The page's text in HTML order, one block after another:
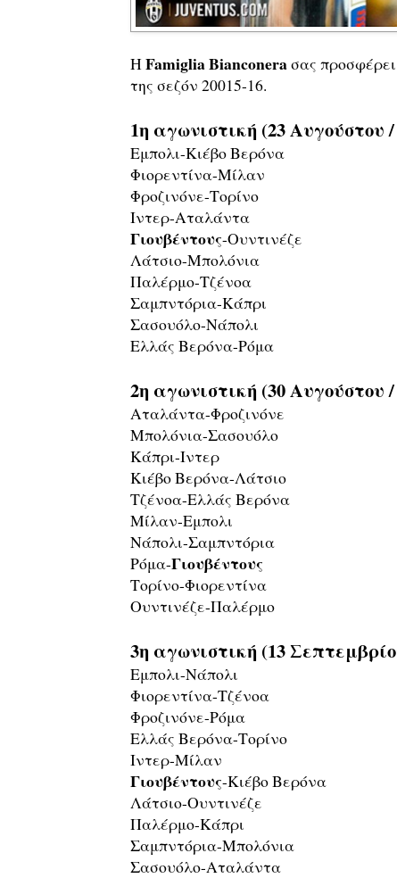
ΗFamiglia Bianconeraσας
της σεζόν 20015-16.
1η αγωνιστική (23 Αυγούστου
Εμπολι-Κιέβο Βερόνα
Φιορεντίνα-Μίλαν
Φροζινόνε-Τορίνο
Ιντερ-Αταλάντα
Γιουβέντους-Ουντινέζε
Λάτσιο-Μπολόνια
Παλέρμο-Τζένοα
Σαμπντόρια-Κάπρι
Σασουόλο-Νάπολι
Ελλάς Βερόνα-Ρόμα
2η αγωνιστική (30 Αυγούστου
Αταλάντα-Φροζινόνε
Μπολόνια-Σασουόλο
Κάπρι-Ιντερ
Κιέβο Βερόνα-Λάτσιο
Τζένοα-Ελλάς Βερόνα
Μίλαν-Εμπολι
Νάπολι-Σαμπντόρια
Ρόμα-Γιουβέντους
Τορίνο-Φιορεντίνα
Ουντινέζε-Παλέρμο
3η αγωνιστική (13
Εμπολι-Νάπολι
Φιορεντίνα-Τζένοα
Φροζινόνε-Ρόμα
Ελλάς Βερόνα-Τορίνο
Ιντερ-Μίλαν
Γιουβέντους-Κιέβο Βερόνα
Λάτσιο-Ουντινέζε
Παλέρμο-Κάπρι
Σαμπντόρια-Μπολόνια
Σασουόλο-Αταλάντα